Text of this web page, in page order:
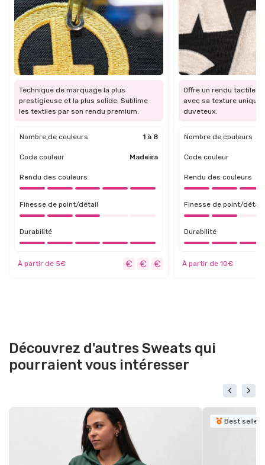
Technique de marquage la plus
prestigieuse et la plus solide. Sublime
les textiles par son rendu premium.
Nombre de couleurs 1 à 8
Code couleur Madeira
Rendu des couleurs
Finesse de point/détail
Durabilité
À partir de 5€
Offre un rendu tactile
avec sa texture unique
duveteux.
Nombre de couleurs
Code couleur
Rendu des couleurs
Finesse de point/détail
Durabilité
À partir de 10€
Découvrez d'autres Sweats qui
pourraient vous intéresser
Best seller